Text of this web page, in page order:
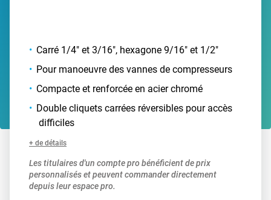
Carré 1/4" et 3/16", hexagone 9/16" et 1/2"
Pour manoeuvre des vannes de compresseurs
Compacte et renforcée en acier chromé
Double cliquets carrées réversibles pour accès
difficiles
+ de détails
Les titulaires d'un compte pro bénéficient de prix
personnalisés et peuvent commander directement
depuis leur espace pro.